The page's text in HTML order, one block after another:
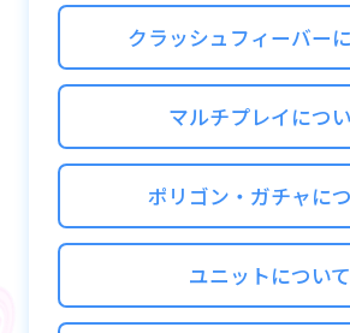
ユニットの右にある「Turn
ップすることで可能です。
クラッシュフィーバー
マルチプレイにつ
ポリゴン・ガチャに
ユニットについて